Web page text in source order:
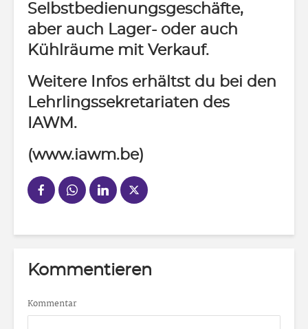
Selbstbedienungsgeschäfte,
aber auch Lager- oder auch
Kühlräume mit Verkauf.
Weitere Infos erhältst du bei den
Lehrlingssekretariaten des
IAWM.
(www.iawm.be)
Kommentieren
Kommentar